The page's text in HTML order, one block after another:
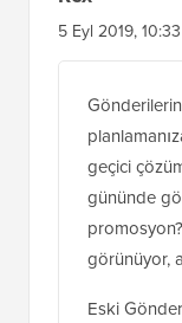
5 Eyl 2019, 10:33
geçici
gününde
görünüyor,
Eski